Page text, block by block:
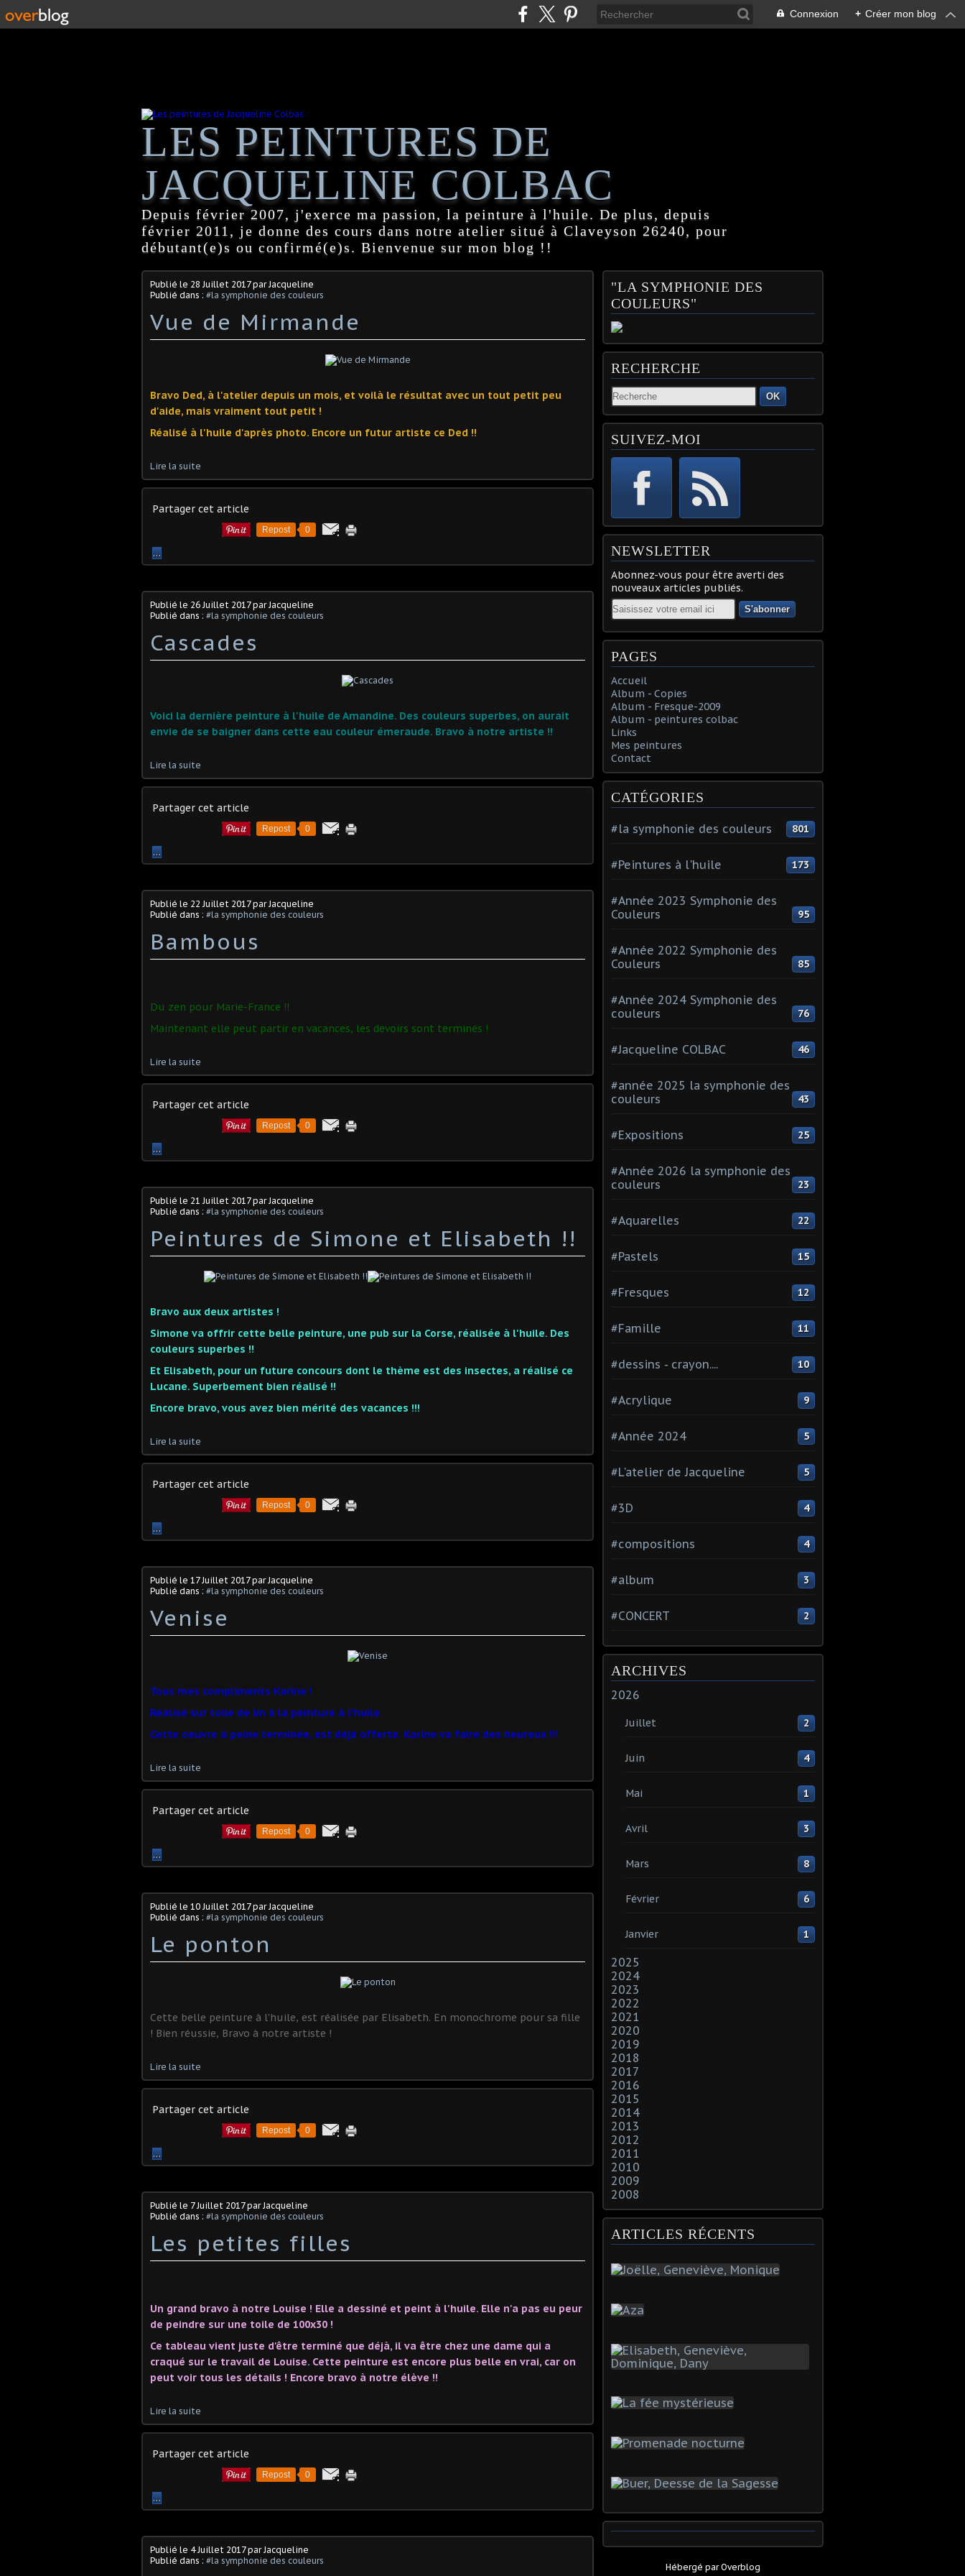
Connexion + Créer mon blog
LES PEINTURES DE
JACQUELINE COLBAC
Depuis février 2007, j'exerce ma passion, la peinture à l'huile. De plus, depuis
février 2011, je donne des cours dans notre atelier situé à Claveyson 26240, pour
débutant(e)s ou confirmé(e)s. Bienvenue sur mon blog !!
Publié le 28 Juillet 2017par Jacqueline
Publié dans : #la symphonie des couleurs
Vue de Mirmande
Bravo Ded, à l'atelier depuis un mois, et voilà le résultat avec un tout petit peu
d'aide, mais vraiment tout petit !
Réalisé à l'huile d'après photo. Encore un futur artiste ce Ded !!
Lire la suite
Partager cet article
Repost 0
…
Publié le 26 Juillet 2017par Jacqueline
Publié dans : #la symphonie des couleurs
Cascades
Voici la dernière peinture à l'huile de Amandine. Des couleurs superbes, on aurait
envie de se baigner dans cette eau couleur émeraude. Bravo à notre artiste !!
Lire la suite
Partager cet article
Repost 0
…
Publié le 22 Juillet 2017par Jacqueline
Publié dans : #la symphonie des couleurs
Bambous
Du zen pour Marie-France !!
Maintenant elle peut partir en vacances, les devoirs sont terminés !
Lire la suite
Partager cet article
Repost 0
…
Publié le 21 Juillet 2017par Jacqueline
Publié dans : #la symphonie des couleurs
Peintures de Simone et Elisabeth !!
Bravo aux deux artistes !
Simone va offrir cette belle peinture, une pub sur la Corse, réalisée à l'huile. Des
couleurs superbes !!
Et Elisabeth, pour un future concours dont le thème est des insectes, a réalisé ce
Lucane. Superbement bien réalisé !!
Encore bravo, vous avez bien mérité des vacances !!!
Lire la suite
Partager cet article
Repost 0
…
Publié le 17 Juillet 2017par Jacqueline
Publié dans : #la symphonie des couleurs
Venise
Tous mes compliments Karine !
Réalisé sur toile de lin à la peinture à l'huile.
Cette oeuvre à peine terminée, est déjà offerte. Karine va faire des heureux !!!
Lire la suite
Partager cet article
Repost 0
…
Publié le 10 Juillet 2017par Jacqueline
Publié dans : #la symphonie des couleurs
Le ponton
Cette belle peinture à l'huile, est réalisée par Elisabeth. En monochrome pour sa fille
! Bien réussie, Bravo à notre artiste !
Lire la suite
Partager cet article
Repost 0
…
Publié le 7 Juillet 2017par Jacqueline
Publié dans : #la symphonie des couleurs
Les petites filles
Un grand bravo à notre Louise ! Elle a dessiné et peint à l'huile. Elle n'a pas eu peur
de peindre sur une toile de 100x30 !
Ce tableau vient juste d'être terminé que déjà, il va être chez une dame qui a
craqué sur le travail de Louise. Cette peinture est encore plus belle en vrai, car on
peut voir tous les détails ! Encore bravo à notre élève !!
Lire la suite
Partager cet article
Repost 0
…
Publié le 4 Juillet 2017par Jacqueline
Publié dans : #la symphonie des couleurs
"LA SYMPHONIE DES
COULEURS"
RECHERCHE
OK
SUIVEZ-MOI
NEWSLETTER
Abonnez-vous pour être averti des
nouveaux articles publiés.
Email
PAGES
Accueil
Album - Copies
Album - Fresque-2009
Album - peintures colbac
Links
Mes peintures
Contact
CATÉGORIES
#la symphonie des couleurs 801
#Peintures à l'huile 173
#Année 2023 Symphonie des
Couleurs
95
#Année 2022 Symphonie des
Couleurs
85
#Année 2024 Symphonie des
couleurs
76
#Jacqueline COLBAC 46
#année 2025 la symphonie des
couleurs
43
#Expositions 25
#Année 2026 la symphonie des
couleurs
23
#Aquarelles 22
#Pastels 15
#Fresques 12
#Famille 11
#dessins - crayon.... 10
#Acrylique 9
#Année 2024 5
#L'atelier de Jacqueline 5
#3D 4
#compositions 4
#album 3
#CONCERT 2
ARCHIVES
2026
Juillet 2
Juin 4
Mai 1
Avril 3
Mars 8
Février 6
Janvier 1
2025
2024
2023
2022
2021
2020
2019
2018
2017
2016
2015
2014
2013
2012
2011
2010
2009
2008
ARTICLES RÉCENTS
Hébergé parOverblog